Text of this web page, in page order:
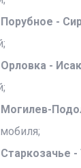
Порубное -
Орловка -
Могилев-
Старкозачье -